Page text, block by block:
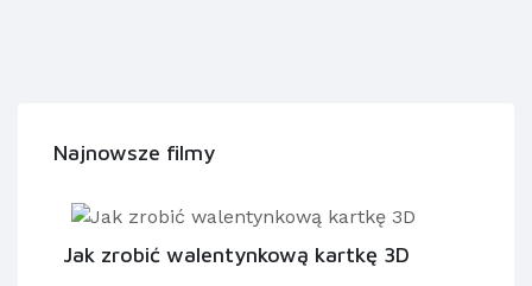
Najnowsze filmy
Jak zrobić walentynkową kartkę 3D